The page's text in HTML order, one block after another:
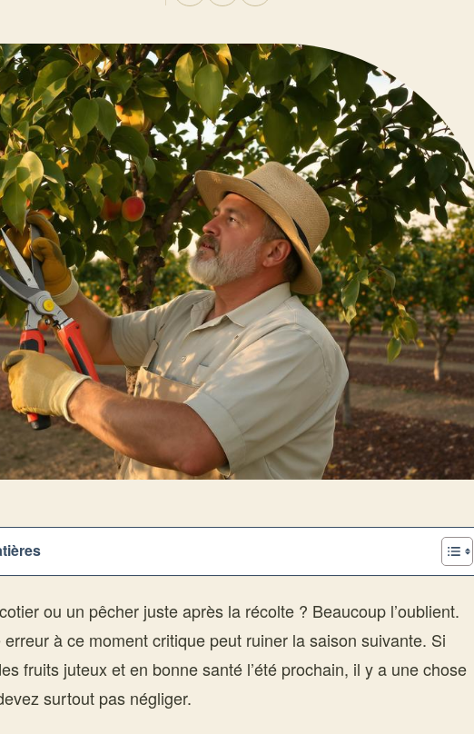
ou un pêcher juste après la récolte ? Beaucoup l’oublient.
à ce moment critique peut ruiner la saison suivante. Si
fruits juteux et en bonne santé l’été prochain, il y a une chose
surtout pas négliger.